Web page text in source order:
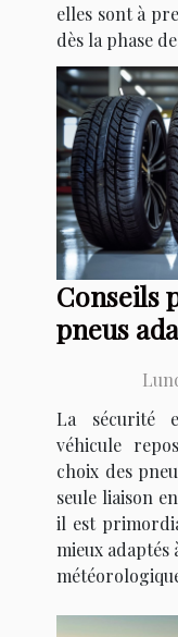
elles sont à
dès la phase
Conseils
pneus
La sécurité
véhicule
choix des
seule liaison
il est
mieux